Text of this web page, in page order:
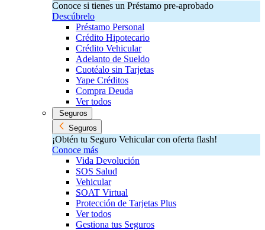
Conoce si tienes un Préstamo pre-aprobado
Descúbrelo
Préstamo Personal
Crédito Hipotecario
Crédito Vehicular
Adelanto de Sueldo
Cuotéalo sin Tarjetas
Yape Créditos
Compra Deuda
Ver todos
Seguros
Seguros
¡Obtén tu Seguro Vehicular con oferta flash!
Conoce más
Vida Devolución
SOS Salud
Vehicular
SOAT Virtual
Protección de Tarjetas Plus
Ver todos
Gestiona tus Seguros